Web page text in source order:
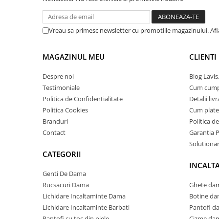
Vreau sa primesc newsletter cu promotiile magazinului.
MAGAZINUL MEU
Despre noi
Testimoniale
Politica de Confidentialitate
Politica Cookies
Branduri
Contact
CATEGORII
Genti De Dama
Rucsacuri Dama
Lichidare Incaltaminte Dama
Lichidare Incaltaminte Barbati
CLIENTI
Blog
Cum
Detalii
Cum
Politica
Garantia
Ghete
Botine
Pantofi